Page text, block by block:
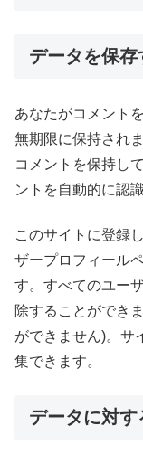
データを保存
あなたがコメント
無期限に保持され
コメントを保持し
ントを自動的に認
このサイトに登録
ザープロフィール
す。すべてのユー
除することができ
ができません)。サ
集できます。
データに対す